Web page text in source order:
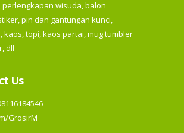
perlengkapan wisuda, balon
pin dan gantungan kunci,
kaos, topi, kaos partai, mug tumbler
dll
Us
GrosirM